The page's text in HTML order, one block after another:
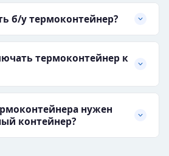
б/у термоконтейнер?
термоконтейнер к
нужен
контейнер?